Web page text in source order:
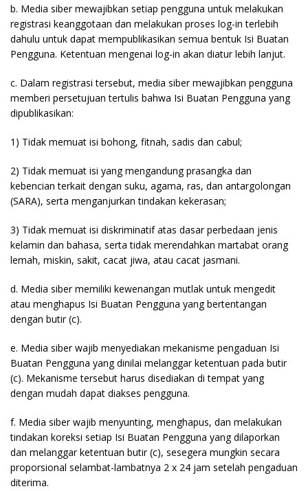
b. Media siber mewajibkan setiap pengguna untuk melakukan
registrasi keanggotaan dan melakukan proses log-in terlebih
dahulu untuk dapat mempublikasikan semua bentuk Isi Buatan
Pengguna. Ketentuan mengenai log-in akan diatur lebih lanjut.
c. Dalam registrasi tersebut, media siber mewajibkan pengguna
memberi persetujuan tertulis bahwa Isi Buatan Pengguna yang
dipublikasikan:
1) Tidak memuat isi bohong, fitnah, sadis dan cabul;
2) Tidak memuat isi yang mengandung prasangka dan
kebencian terkait dengan suku, agama, ras, dan antargolongan
(SARA), serta menganjurkan tindakan kekerasan;
3) Tidak memuat isi diskriminatif atas dasar perbedaan jenis
kelamin dan bahasa, serta tidak merendahkan martabat orang
lemah, miskin, sakit, cacat jiwa, atau cacat jasmani.
d. Media siber memiliki kewenangan mutlak untuk mengedit
atau menghapus Isi Buatan Pengguna yang bertentangan
dengan butir (c).
e. Media siber wajib menyediakan mekanisme pengaduan Isi
Buatan Pengguna yang dinilai melanggar ketentuan pada butir
(c). Mekanisme tersebut harus disediakan di tempat yang
dengan mudah dapat diakses pengguna.
f. Media siber wajib menyunting, menghapus, dan melakukan
tindakan koreksi setiap Isi Buatan Pengguna yang dilaporkan
dan melanggar ketentuan butir (c), sesegera mungkin secara
proporsional selambat-lambatnya 2 x 24 jam setelah pengaduan
diterima.